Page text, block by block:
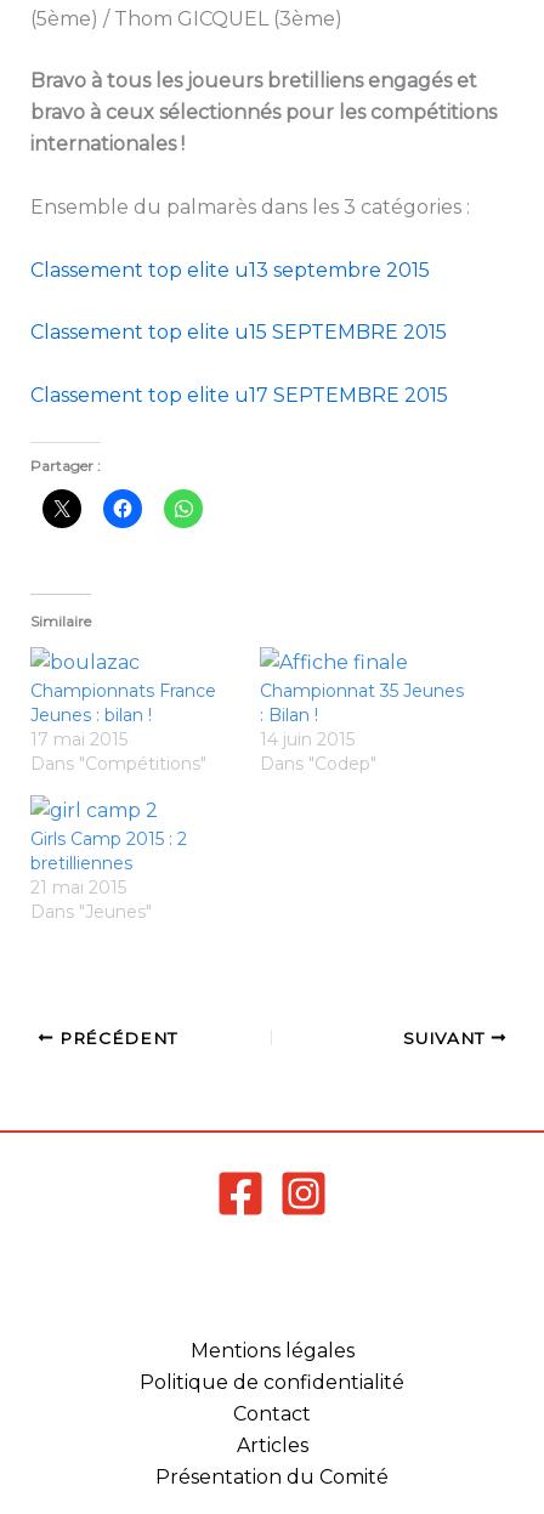
(5ème) / Thom GICQUEL (3ème)
Bravo à tous les joueurs bretilliens engagés et
bravo à ceux sélectionnés pour les compétitions
internationales !
Ensemble du palmarès dans les 3 catégories :
Classement top elite u13 septembre 2015
Classement top elite u15 SEPTEMBRE 2015
Classement top elite u17 SEPTEMBRE 2015
Partager :
Similaire
Championnats France
Jeunes : bilan !
17 mai 2015
Dans "Compétitions"
Championnat 35 Jeunes
: Bilan !
14 juin 2015
Dans "Codep"
Girls Camp 2015 : 2
bretilliennes
21 mai 2015
Dans "Jeunes"
PRÉCÉDENT SUIVANT
Mentions légales
Politique de confidentialité
Contact
Articles
Présentation du Comité